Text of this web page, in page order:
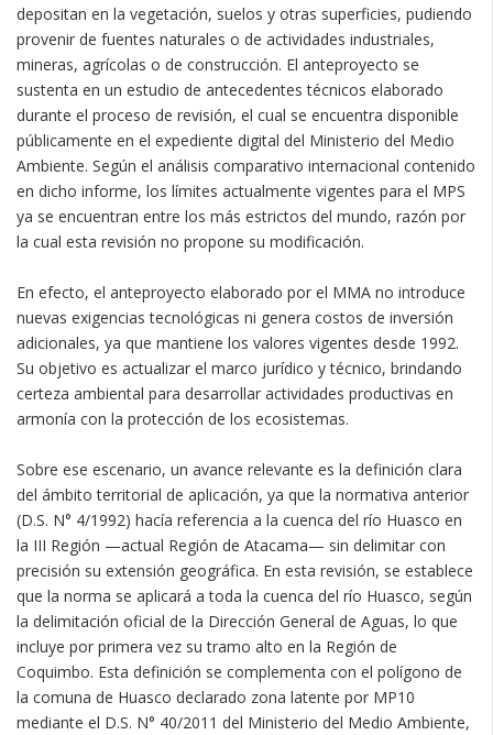
depositan en la vegetación, suelos y otras superficies, pudiendo
provenir de fuentes naturales o de actividades industriales,
mineras, agrícolas o de construcción. El anteproyecto se
sustenta en un estudio de antecedentes técnicos elaborado
durante el proceso de revisión, el cual se encuentra disponible
públicamente en el expediente digital del Ministerio del Medio
Ambiente. Según el análisis comparativo internacional contenido
en dicho informe, los límites actualmente vigentes para el MPS
ya se encuentran entre los más estrictos del mundo, razón por
la cual esta revisión no propone su modificación.
En efecto, el anteproyecto elaborado por el MMA no introduce
nuevas exigencias tecnológicas ni genera costos de inversión
adicionales, ya que mantiene los valores vigentes desde 1992.
Su objetivo es actualizar el marco jurídico y técnico, brindando
certeza ambiental para desarrollar actividades productivas en
armonía con la protección de los ecosistemas.
Sobre ese escenario, un avance relevante es la definición clara
del ámbito territorial de aplicación, ya que la normativa anterior
(D.S. N° 4/1992) hacía referencia a la cuenca del río Huasco en
la III Región —actual Región de Atacama— sin delimitar con
precisión su extensión geográfica. En esta revisión, se establece
que la norma se aplicará a toda la cuenca del río Huasco, según
la delimitación oficial de la Dirección General de Aguas, lo que
incluye por primera vez su tramo alto en la Región de
Coquimbo. Esta definición se complementa con el polígono de
la comuna de Huasco declarado zona latente por MP10
mediante el D.S. N° 40/2011 del Ministerio del Medio Ambiente,